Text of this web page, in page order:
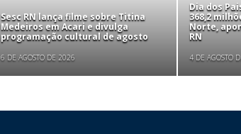
Sesc RN lança filme sobre Titina
Medeiros em Acari e divulga
programação cultural de agosto
6 DE AGOSTO DE 2026
Dia dos
368,2
Norte,
RN
4 DE AGOSTO